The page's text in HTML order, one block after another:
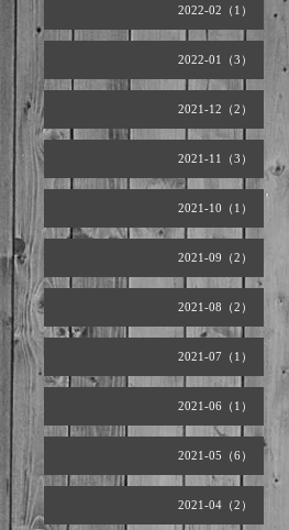
2022-02（1）
2022-01（3）
2021-12（2）
2021-11（3）
2021-10（1）
2021-09（2）
2021-08（2）
2021-07（1）
2021-06（1）
2021-05（6）
2021-04（2）